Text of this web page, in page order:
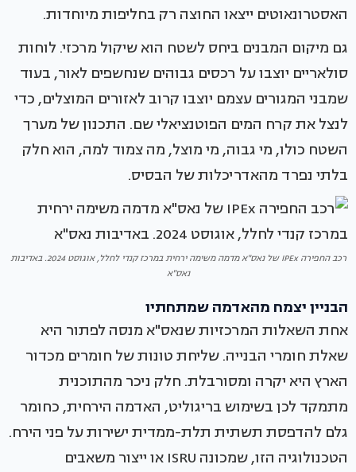
האסטרונאוטים ייצאו החוצה רק בחליפות מיוחדות.
גם מיקום המבנים ביחס לשטח הוא שיקול מרכזי. לוחות
סולאריים יוצבו על רכסים גבוהים שנחשפים לאור, בעוד
שמבני המגורים עצמם יוצבו קרוב לאזורים המוצלים, כדי
לנצל את קרח המים הפוטנציאלי שם. התכנון של מערך
השטח כולו, מי גבוה, מי מוצל, מה צמוד למה, הוא חלק
בלתי נפרד מהאדריכלות של הבסיס.
רכב החפירה IPEx של נאס"א מדמה משימה ירחית במרכז קנדי לחלל, אוגוסט 2024. באדיבות
נאס"א
הבניין יצמח מהאדמה שמתחתיו
אחת השאלות המרכזיות שנאס"א מנסה לפתור היא
שאלת חומרי הבנייה. שליחת טונות של חומרים מכדור
הארץ היא יקרה ומסורבלת. חלק ניכר מהתוכנית
מתמקד לכן בשימוש בריגוליט, האדמה הירחית, כחומר
גלם להדפסת תשתית תלת-ממדית ישירות על פני הירח.
הטכנולוגיה הזו, שמכונה ISRU או ייצור משאבים